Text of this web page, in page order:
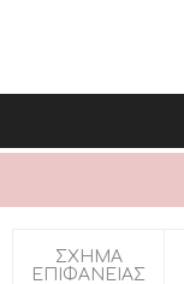
ΣΧΗΜΑ
ΕΠΙΦΑΝΕΙΑΣ